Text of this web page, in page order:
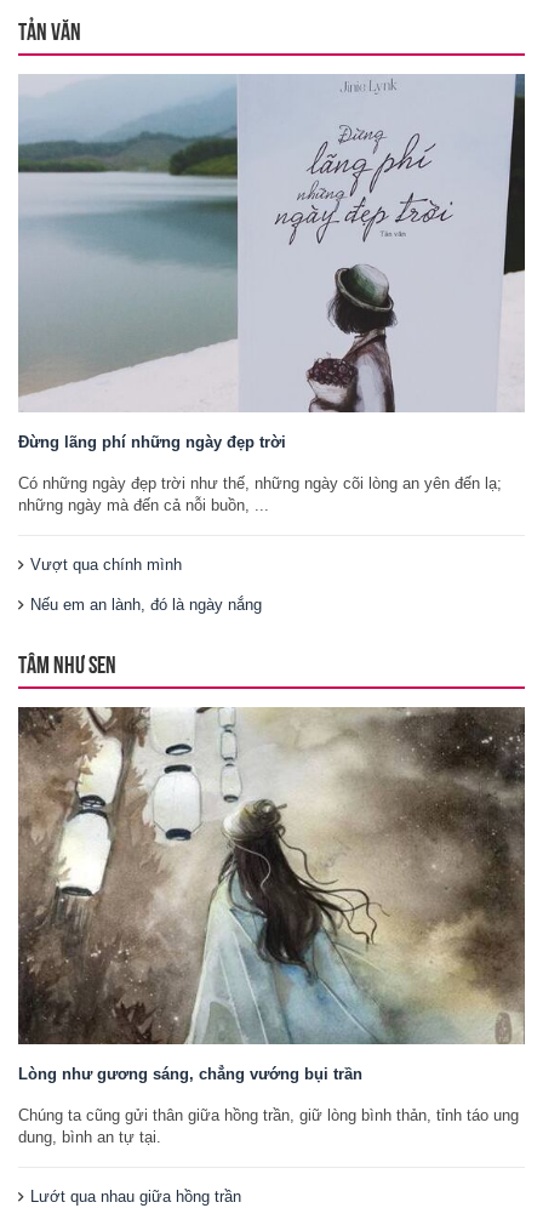
TẢN VĂN
Đừng lãng phí những ngày đẹp trời
Có những ngày đẹp trời như thế, những ngày cõi lòng an yên đến lạ;
những ngày mà đến cả nỗi buồn, ...
Vượt qua chính mình
Nếu em an lành, đó là ngày nắng
TÂM NHƯ SEN
Lòng như gương sáng, chẳng vướng bụi trần
Chúng ta cũng gửi thân giữa hồng trần, giữ lòng bình thản, tỉnh táo ung
dung, bình an tự tại.
Lướt qua nhau giữa hồng trần